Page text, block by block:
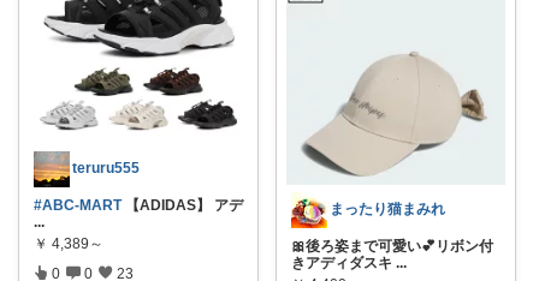
teruru555
#ABC-MART【ADIDAS】 アデ
...
￥ 4,389～
0 0 23
まったり猫まみれ
🎀後ろ姿まで可愛い💕リボン付
きアディダスキ ...